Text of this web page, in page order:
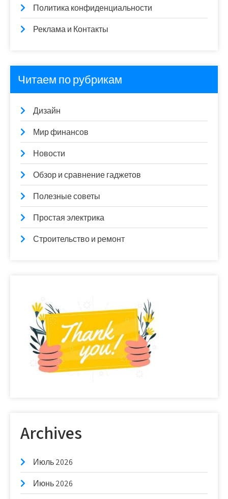
Политика конфиденциальности
Реклама и Контакты
Читаем по рубрикам
Дизайн
Мир финансов
Новости
Обзор и сравнение гаджетов
Полезные советы
Простая электрика
Строительство и ремонт
Archives
Июль 2026
Июнь 2026